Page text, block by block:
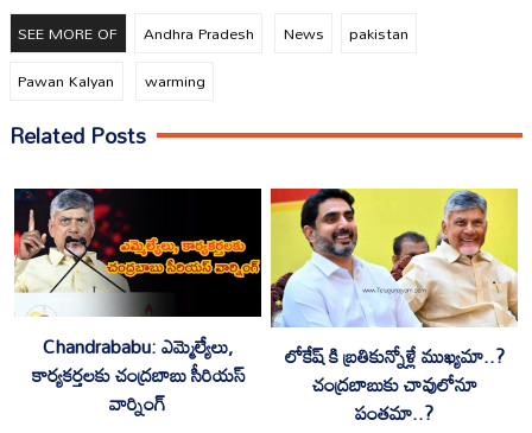
SEE MORE OF Andhra Pradesh News
pakistan
Pawan Kalyan
warming
Related Posts
Chandrababu: ఎమ్మెల్యేలు,
కార్యకర్తలకు చంద్రబాబు సీరియస్
వార్నింగ్
లోకేష్ కి బ్రతికున్నోళ్లే ముఖ్యమా..?
చంద్రబాబుకు చావులోనూ
పంతమా..?